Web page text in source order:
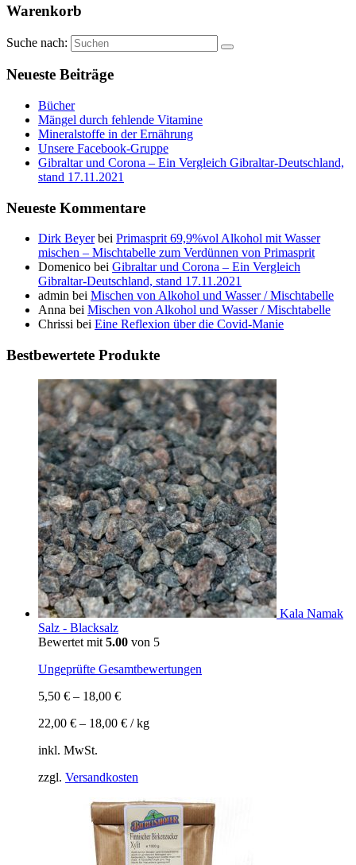
Warenkorb
Suche nach:
Neueste Beiträge
Bücher
Mängel durch fehlende Vitamine
Mineralstoffe in der Ernährung
Unsere Facebook-Gruppe
Gibraltar und Corona – Ein Vergleich Gibraltar-Deutschland,
stand 17.11.2021
Neueste Kommentare
Dirk Beyerbei Primasprit 69,9%vol Alkohol mit Wasser
mischen – Mischtabelle zum Verdünnen von Primasprit
Domenico bei Gibraltar und Corona – Ein Vergleich
Gibraltar-Deutschland, stand 17.11.2021
admin bei Mischen von Alkohol und Wasser / Mischtabelle
Anna bei Mischen von Alkohol und Wasser / Mischtabelle
Chrissi bei Eine Reflexion über die Covid-Manie
Bestbewertete Produkte
Kala Namak
Salz - Blacksalz
Bewertet mit 5.00 von 5
Ungeprüfte Gesamtbewertungen
5,50 € – 18,00 €
22,00 € – 18,00 € /kg
inkl. MwSt.
zzgl. Versandkosten